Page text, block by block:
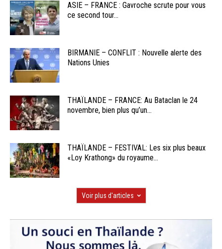
ASIE – FRANCE : Gavroche scrute pour vous
ce second tour...
BIRMANIE – CONFLIT : Nouvelle alerte des
Nations Unies
THAÏLANDE – FRANCE: Au Bataclan le 24
novembre, bien plus qu’un...
THAÏLANDE – FESTIVAL: Les six plus beaux
«Loy Krathong» du royaume...
Voir plus d'articles